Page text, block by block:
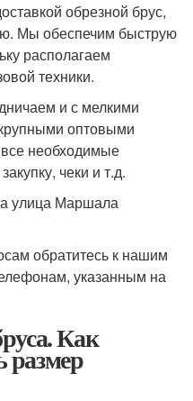
обрезной брус,
Мы обеспечим быструю
располагаем
техники.
и с мелкими
оптовыми
необходимые
чеки и т.д.
улица Маршала
обратитесь к нашим
указанным на
Как
размер